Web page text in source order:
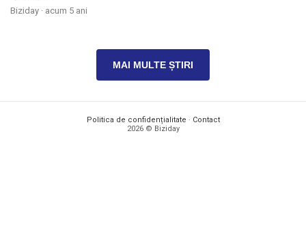
Biziday · acum 5 ani
MAI MULTE ȘTIRI
Politica de confidențialitate · Contact
2026 © Biziday